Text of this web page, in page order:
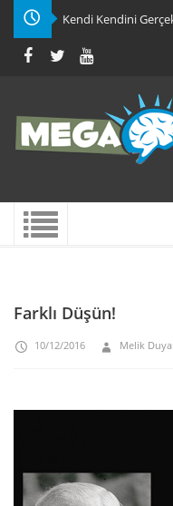
Kendi Kendini
Farklı Düşün!
10/12/2016 Melik